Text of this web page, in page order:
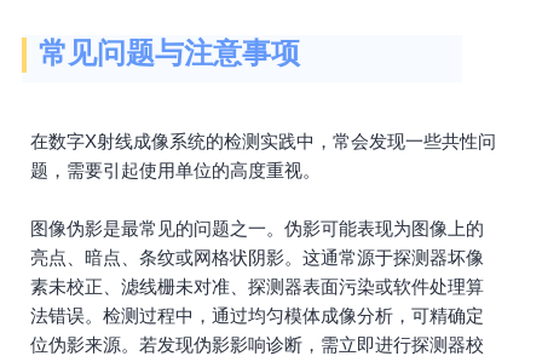
常见问题与注意事项
在数字X射线成像系统的检测实践中，常会发现一些共性问
题，需要引起使用单位的高度重视。
图像伪影是最常见的问题之一。伪影可能表现为图像上的
亮点、暗点、条纹或网格状阴影。这通常源于探测器坏像
素未校正、滤线栅未对准、探测器表面污染或软件处理算
法错误。检测过程中，通过均匀模体成像分析，可精确定
位伪影来源。若发现伪影影响诊断，需立即进行探测器校